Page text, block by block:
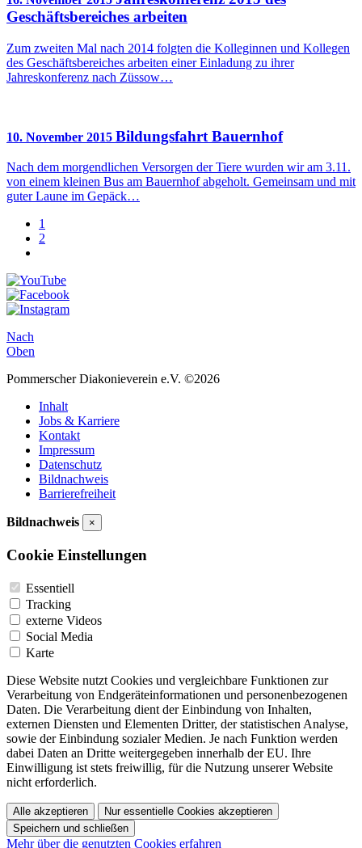
Geschäftsbereiches arbeiten
Zum zweiten Mal nach 2014 folgten die Kolleginnen und Kollegen
des Geschäftsbereiches arbeiten einer Einladung zu ihrer
Jahreskonferenz nach Züssow…
10. November 2015 Bildungsfahrt Bauernhof
Nach dem morgendlichen Versorgen der Tiere wurden wir am 3.11.
von einem kleinen Bus am Bauernhof abgeholt. Gemeinsam und mit
guter Laune im Gepäck…
1
2
Nach
Oben
Pommerscher Diakonieverein e.V. ©2026
Inhalt
Jobs & Karriere
Kontakt
Impressum
Datenschutz
Bildnachweis
Barrierefreiheit
Bildnachweis ×
Cookie Einstellungen
Essentiell
Tracking
externe Videos
Social Media
Karte
Diese Website nutzt Cookies und vergleichbare Funktionen zur
Verarbeitung von Endgeräteinformationen und personenbezogenen
Daten. Die Verarbeitung dient der Einbindung von Inhalten,
externen Diensten und Elementen Dritter, der statistischen Analyse,
sowie der Einbindung sozialer Medien. Je nach Funktion werden
dabei Daten an Dritte weitergegeben innerhalb der EU. Ihre
Einwilligung ist stets freiwillig, für die Nutzung unserer Website
nicht erforderlich.
Alle akzeptieren
Nur essentielle Cookies akzeptieren
Speichern und schließen
Mehr über die genutzten Cookies erfahren